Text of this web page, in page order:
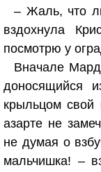
– Жаль, что
вздохнула
посмотрю у
Вначале
доносящийся
крыльцом свой
азарте не
не думая о
мальчишка! –